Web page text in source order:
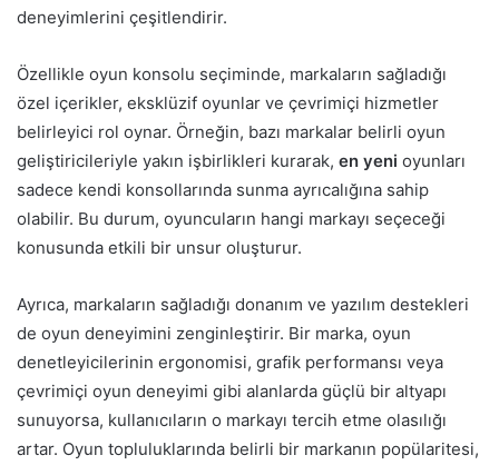
deneyimlerini çeşitlendirir.
Özellikle oyun konsolu seçiminde, markaların sağladığı
özel içerikler, eksklüzif oyunlar ve çevrimiçi hizmetler
belirleyici rol oynar. Örneğin, bazı markalar belirli oyun
geliştiricileriyle yakın işbirlikleri kurarak, en yeni oyunları
sadece kendi konsollarında sunma ayrıcalığına sahip
olabilir. Bu durum, oyuncuların hangi markayı seçeceği
konusunda etkili bir unsur oluşturur.
Ayrıca, markaların sağladığı donanım ve yazılım destekleri
de oyun deneyimini zenginleştirir. Bir marka, oyun
denetleyicilerinin ergonomisi, grafik performansı veya
çevrimiçi oyun deneyimi gibi alanlarda güçlü bir altyapı
sunuyorsa, kullanıcıların o markayı tercih etme olasılığı
artar. Oyun topluluklarında belirli bir markanın popülaritesi,